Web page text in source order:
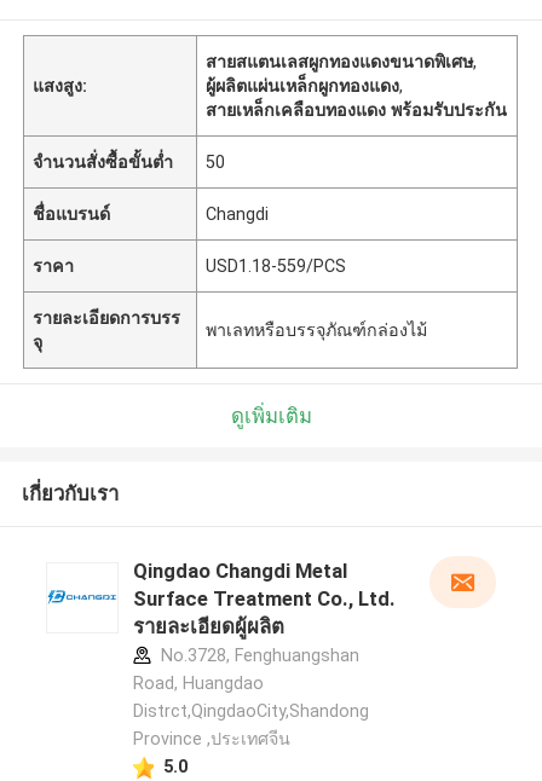
แสงสูง:
สายสแตนเลสผูกทองแดงขนาดพิเศษ,
ผู้ผลิตแผ่นเหล็กผูกทองแดง,
สายเหล็กเคลือบทองแดง พร้อมรับประกัน
จำนวนสั่งซื้อขั้นต่ำ 50
ชื่อแบรนด์ Changdi
ราคา USD1.18-559/PCS
รายละเอียดการบรร
จุ
พาเลทหรือบรรจุภัณฑ์กล่องไม้
ดูเพิ่มเติม
เกี่ยวกับเรา
Qingdao Changdi Metal
Surface Treatment Co., Ltd.
รายละเอียดผู้ผลิต
No.3728, Fenghuangshan
Road, Huangdao
Distrct,QingdaoCity,Shandong
Province ,ประเทศจีน
5.0